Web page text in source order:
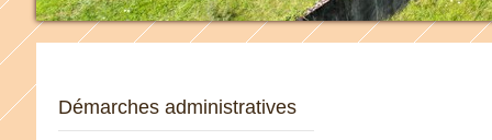
Démarches administratives